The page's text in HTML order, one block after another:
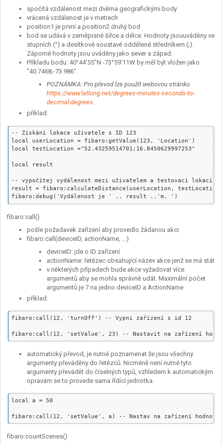
spočítá vzdálenost mezi dvěma geografickými body
vrácená vzdálenost je v metrech
position1 je první a position2 druhý bod
bod se udává v zeměpisné šířce a délce. Hodnoty jsouuváděny ve
stupních (°) a desítkové soustavě oddělené středníkem (;).
Záporné hodnoty jsou uváděny jako sever a západ.
Příkladu bodu: 40°44'55"N -73°59'11W by měl být vložen jako
"40.7468;-73.986".
POZNÁMKA: Pro převod lze použít webovou stránku
https://www.latlong.net/degrees-minutes-seconds-to-
decimal-degrees.
příklad:
-- Získání lokace uživatele s ID 123
local userLocation = fibaro:getValue(123, 'Location')
local testLocation ="52.43259514701;16.8450629997253"
local result
-- vypočítej vydálenost mezi uživatelem a testovací lokací
result = fibaro:calculateDistance(userLocation,
fibaro:call()
pošle požadavek zařízení aby provedlo žádanou akci
fibaro:call(deviceID, actionName, ...)
deviceID: jde o ID zařízení
actionName: řetězec obsahující název akce jenž se má stát
v některých případech bude akce vyžadovat více
argumentů aby se mohla správně udát. Maximální počet
argumentů je 7 na jedno deviceID a ActionName
příklad:
fibaro:call(12, 'turnOff') -- Vypni zařízení s id 12
automatický převod, je nutné poznamenat že jsou všechny
argumenty převáděny do řetězců. Nicméně není nutné tyto
argumenty převádět do číselných typů, vzhledem k automatickým
opravám se to provede sama řídící jednotka.
local a = 50
fibaro:countScenes()